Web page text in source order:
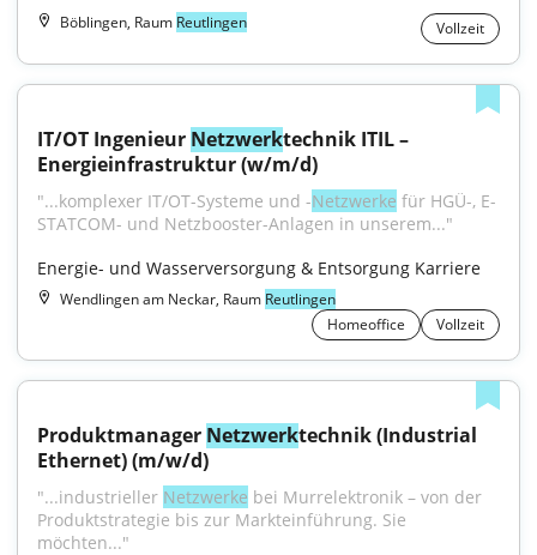
Böblingen, Raum Reutlingen Vollzeit
IT/OT Ingenieur Netzwerktechnik ITIL –
Energieinfrastruktur (w/m/d)
"...komplexer IT/OT-Systeme und -Netzwerke für HGÜ-, E-
STATCOM- und Netzbooster-Anlagen in unserem..."
Energie- und Wasserversorgung & Entsorgung Karriere
Wendlingen am Neckar, Raum Reutlingen
Homeoffice
Vollzeit
Produktmanager Netzwerktechnik (Industrial
Ethernet) (m/w/d)
"...industrieller Netzwerke bei Murrelektronik – von der
Produktstrategie bis zur Markteinführung. Sie
möchten..."